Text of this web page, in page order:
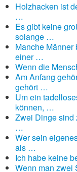
Holzhacken ist
…
Es gibt keine
solange …
Manche
einer …
Wenn die
Am Anfang
gehört …
Um ein
können, …
Zwei Dinge sind
…
Wer sein
als …
Ich habe keine
Wenn man zwei